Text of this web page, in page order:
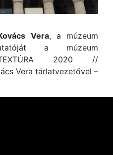
Vera, a múzeum
a múzeum
2020 //
Vera tárlatvezetővel –